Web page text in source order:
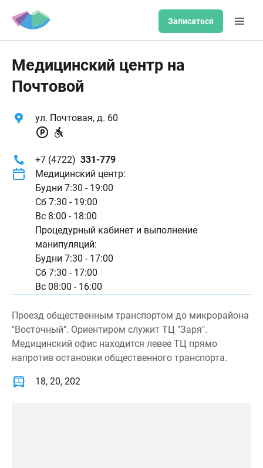
Записаться
Медицинский центр на
Почтовой
ул. Почтовая, д. 60
+7 (4722) 331-779
Медицинский центр:
Будни 7:30 - 19:00
Сб 7:30 - 19:00
Вс 8:00 - 18:00
Процедурный кабинет и выполнение
манипуляций:
Будни 7:30 - 17:00
Сб 7:30 - 17:00
Вс 08:00 - 16:00
Проезд общественным транспортом до микрорайона
"Восточный". Ориентиром служит ТЦ "Заря".
Медицинский офис находится левее ТЦ прямо
напротив остановки общественного транспорта.
18, 20, 202